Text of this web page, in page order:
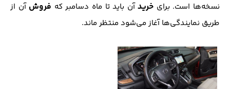
نسخه‌ها است. برای خریدآن باید تا ماه دسامبر که فروش آن از
طریق نمایندگی‌ها آغاز می‌شود منتظر ماند.